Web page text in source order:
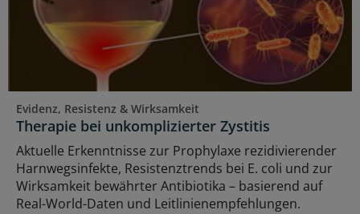
Evidenz, Resistenz & Wirksamkeit
Therapie bei unkomplizierter Zystitis
Aktuelle Erkenntnisse zur Prophylaxe rezidivierender
Harnwegsinfekte, Resistenztrends bei E. coli und zur
Wirksamkeit bewährter Antibiotika – basierend auf
Real-World-Daten und Leitlinienempfehlungen.